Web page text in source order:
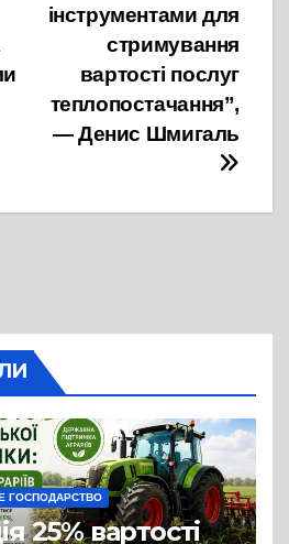
інструментами для
стримування
вартості послуг
теплопостачання”,
— Денис Шмигаль
ГОСПОДАРСТВО
25% вартості